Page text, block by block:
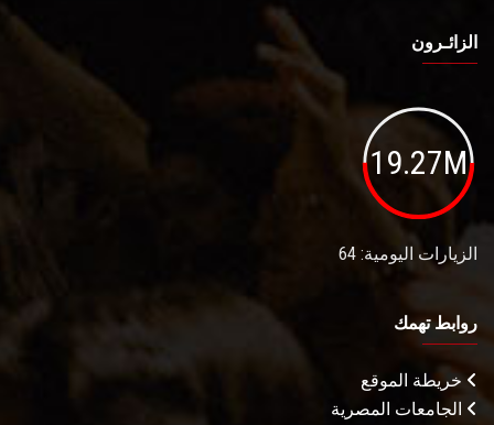
الزائـرون
19.27M
الزيارات اليومية: 64
روابط تهمك
خريطة الموقع
الجامعات المصرية